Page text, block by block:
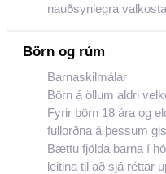
nauðsynlegra
Börn og rúm
Barnaskilmálar
Börn á öllum aldri
Fyrir börn 18 ára og
fullorðna á þessum
Bættu fjölda barna í
leitina til að sjá réttar